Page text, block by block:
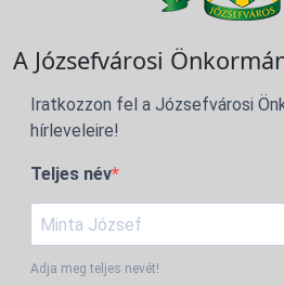
A Józsefvárosi
Iratkozzon fel a Józsefvárosi
hírleveleire!
Teljes név
Adja meg teljes nevét!